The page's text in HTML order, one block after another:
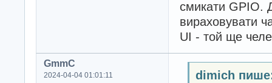
смикати GPIO.
вираховувати
UI - той ще
GmmC
2024-04-04 01:01:11
dimich